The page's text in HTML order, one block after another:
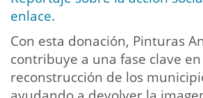
enlace.
Con esta donación, Pinturas
contribuye a una fase clave en
reconstrucción de los